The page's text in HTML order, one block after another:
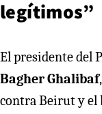
legítimos”
El presidente del
Bagher Ghalibaf
contra Beirut y el